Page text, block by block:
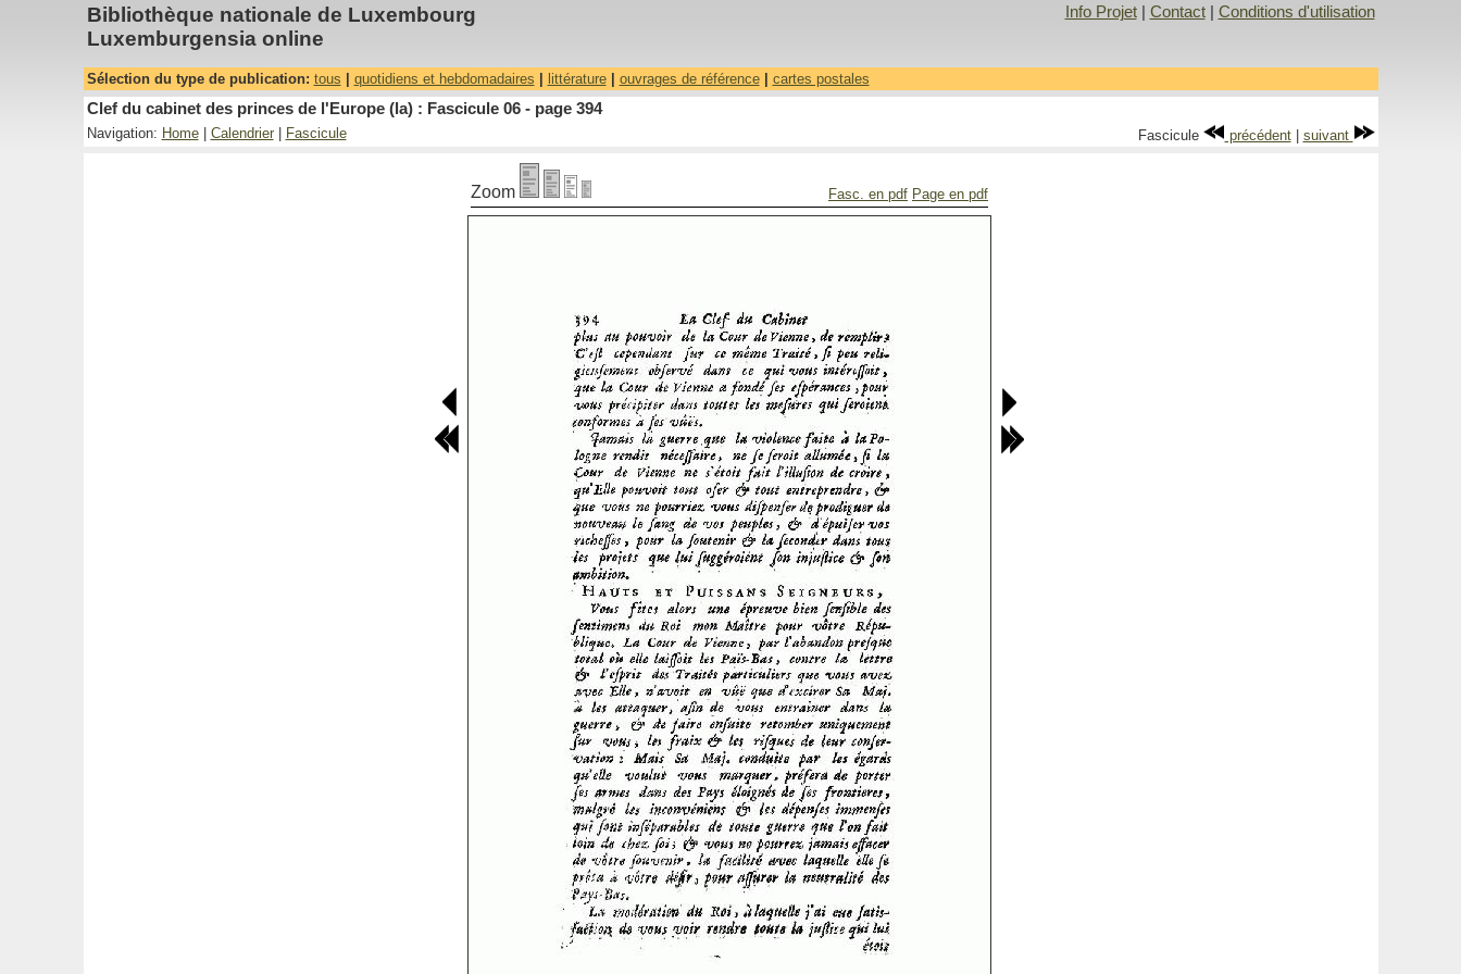
Bibliothèque nationale de Luxembourg
Luxemburgensia online
Info Projet| Contact| Conditions d'utilisation
Sélection du type de publication: tous quotidiens et hebdomadaires littérature| ouvrages de référence| cartes postales
Clef du cabinet des princes de l'Europe (la) : Fascicule 06 - page 394
Navigation: Home| Calendrier| Fascicule Fascicule précédent| suivant
Zoom Fasc. en pdf Page en pdf